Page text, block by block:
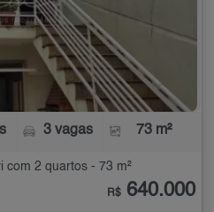
3 vagas 73 m²
com 2 quartos - 73 m²
R$ 640.000